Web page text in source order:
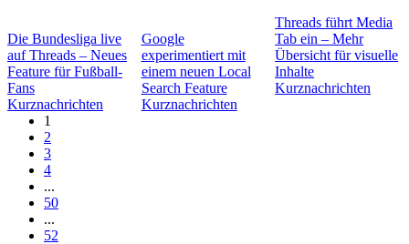
Die Bundesliga live
auf Threads – Neues
Feature für Fußball-
Fans
Kurznachrichten
Google
experimentiert mit
einem neuen Local
Search Feature
Kurznachrichten
Threads führt Media
Tab ein – Mehr
Übersicht für visuelle
Inhalte
Kurznachrichten
1
2
3
4
...
50
...
52